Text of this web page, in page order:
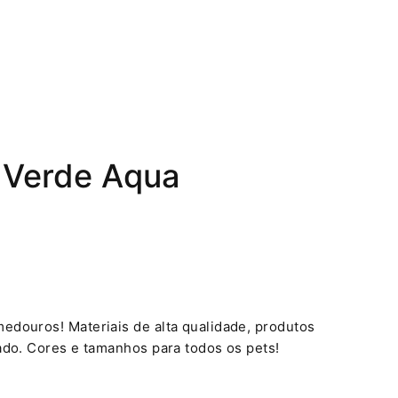
Aqua
Materiais de alta qualidade, produtos
Cores e tamanhos para todos os pets!